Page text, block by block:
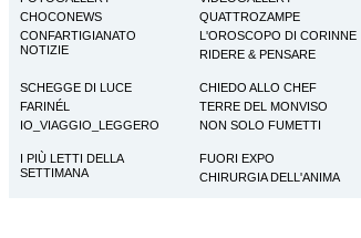
CHOCONEWS
QUATTROZAMPE
CONFARTIGIANATO
NOTIZIE
L'OROSCOPO DI CORINNE
RIDERE & PENSARE
SCHEGGE DI LUCE
CHIEDO ALLO CHEF
FARINÉL
TERRE DEL MONVISO
IO_VIAGGIO_LEGGERO
NON SOLO FUMETTI
I PIÙ LETTI DELLA
SETTIMANA
FUORI EXPO
CHIRURGIA DELL'ANIMA